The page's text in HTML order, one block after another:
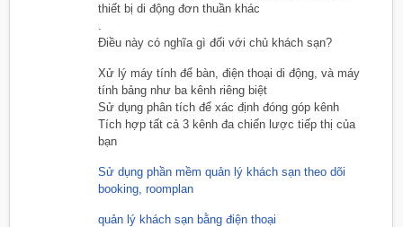
thiết bị di động đơn thuần khác
Điều này có nghĩa gì đối với chủ khách sạn?
Xử lý máy tính để bàn, điện thoại di động, và máy
tính bảng như ba kênh riêng biệt
Sử dụng phân tích để xác định đóng góp kênh
Tích hợp tất cả 3 kênh đa chiến lược tiếp thị của
bạn
Sử dụng phần mềm quản lý khách sạn theo dõi
booking, roomplan
quản lý khách sạn bằng điện thoại